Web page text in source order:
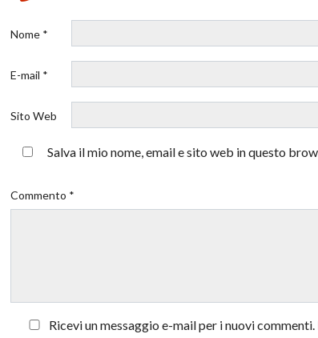
Nome *
E-mail *
Sito Web
Salva il mio nome, email e sito web in questo
Commento *
Ricevi un messaggio e-mail per i nuovi commenti.